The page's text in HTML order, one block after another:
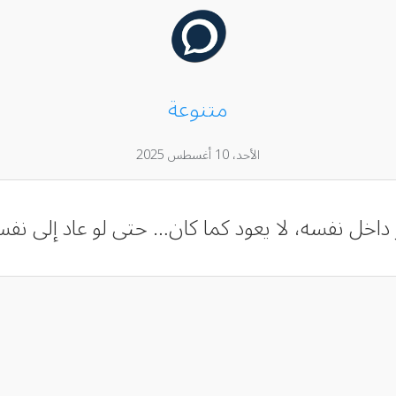
متنوعة
الأحد، 10 أغسطس 2025
نفسه، لا يعود كما كان… حتى لو عاد إلى